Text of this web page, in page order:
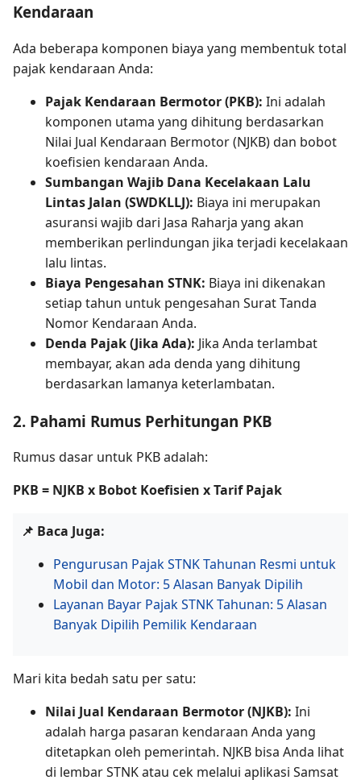
Kendaraan
Ada beberapa komponen biaya yang membentuk total
pajak kendaraan Anda:
Pajak Kendaraan Bermotor (PKB): Ini adalah
komponen utama yang dihitung berdasarkan
Nilai Jual Kendaraan Bermotor (NJKB) dan bobot
koefisien kendaraan Anda.
Sumbangan Wajib Dana Kecelakaan Lalu
Lintas Jalan (SWDKLLJ): Biaya ini merupakan
asuransi wajib dari Jasa Raharja yang akan
memberikan perlindungan jika terjadi kecelakaan
lalu lintas.
Biaya Pengesahan STNK: Biaya ini dikenakan
setiap tahun untuk pengesahan Surat Tanda
Nomor Kendaraan Anda.
Denda Pajak (Jika Ada): Jika Anda terlambat
membayar, akan ada denda yang dihitung
berdasarkan lamanya keterlambatan.
2. Pahami Rumus Perhitungan PKB
Rumus dasar untuk PKB adalah:
PKB = NJKB x Bobot Koefisien x Tarif Pajak
📌 Baca Juga:
Pengurusan Pajak STNK Tahunan Resmi untuk
Mobil dan Motor: 5 Alasan Banyak Dipilih
Layanan Bayar Pajak STNK Tahunan: 5 Alasan
Banyak Dipilih Pemilik Kendaraan
Mari kita bedah satu per satu:
Nilai Jual Kendaraan Bermotor (NJKB): Ini
adalah harga pasaran kendaraan Anda yang
ditetapkan oleh pemerintah. NJKB bisa Anda lihat
di lembar STNK atau cek melalui aplikasi Samsat